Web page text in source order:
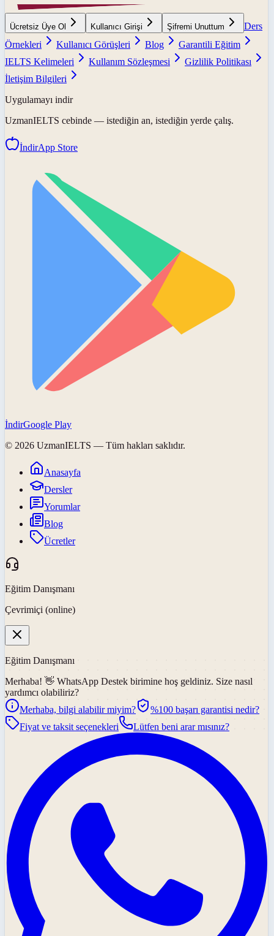
Ücretsiz Üye Ol Kullanıcı Girişi Şifremi Unuttum
Ders
Örnekleri
Kullanıcı Görüşleri Blog
Garantili Eğitim
IELTS Kelimeleri
Kullanım Sözleşmesi
Gizlilik Politikası
İletişim Bilgileri
Uygulamayı indir
UzmanIELTS cebinde — istediğin an, istediğin yerde çalış.
İndirApp Store
İndirGoogle Play
© 2026 UzmanIELTS — Tüm hakları saklıdır.
Anasayfa
Dersler
Yorumlar
Blog
Ücretler
Eğitim Danışmanı
Çevrimiçi (online)
Eğitim Danışmanı
Merhaba! 👋 WhatsApp Destek birimine hoş geldiniz. Size nasıl
yardımcı olabiliriz?
Merhaba, bilgi alabilir miyim?
%100 başarı garantisi nedir?
Fiyat ve taksit seçenekleri
Lütfen beni arar mısınız?